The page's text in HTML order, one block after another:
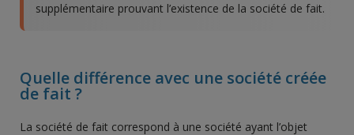
supplémentaire prouvant l’existence de la société de fait.
Quelle différence avec une société créée
de fait ?
La société de fait correspond à une société ayant l’objet